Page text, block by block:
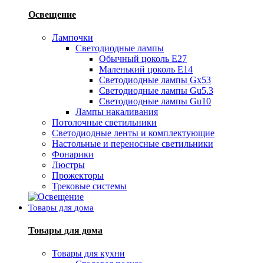
Освещение
Лампочки
Светодиодные лампы
Обычный цоколь Е27
Маленький цоколь Е14
Светодиодные лампы Gx53
Светодиодные лампы Gu5.3
Светодиодные лампы Gu10
Лампы накаливания
Потолочные светильники
Светодиодные ленты и комплектующие
Настольные и переносные светильники
Фонарики
Люстры
Прожекторы
Трековые системы
Товары для дома
Товары для дома
Товары для кухни